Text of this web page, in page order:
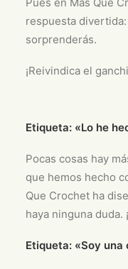
respuesta
sorprenderás.
¡Reivindica el
Etiqueta: «Lo he
Pocas cosas hay
que hemos hecho
Que Crochet ha
haya ninguna duda.
Etiqueta: «Soy una